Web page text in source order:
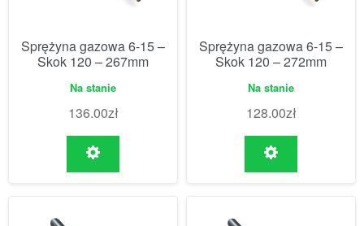
Sprężyna gazowa 6-15 –
Skok 120 – 267mm
Na stanie
136.00zł
Sprężyna gazowa 6-15 –
Skok 120 – 272mm
Na stanie
128.00zł